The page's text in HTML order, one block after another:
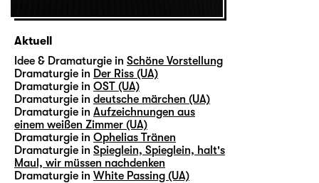
Aktuell
Idee & Dramaturgie in Schöne Vorstellung
Dramaturgie in Der Riss (UA)
Dramaturgie in OST (UA)
Dramaturgie in deutsche märchen (UA)
Dramaturgie in Aufzeichnungen aus
einem weißen Zimmer (UA)
Dramaturgie in Ophelias Tränen
Dramaturgie in Spieglein, Spieglein, halt's
Maul, wir müssen nachdenken
Dramaturgie in White Passing (UA)